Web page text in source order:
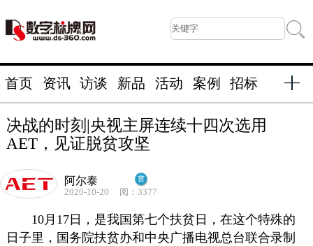
首页 资讯 访谈 新品 活动 案例 招标
决战的时刻|央视主屏连续十四次选用
AET，见证脱贫攻坚
阿尔泰
2020-10-20 阅：3377
10月17日，是我国第七个扶贫日，在这个特殊的
日子里，国务院扶贫办和中央广播电视总台联合录制